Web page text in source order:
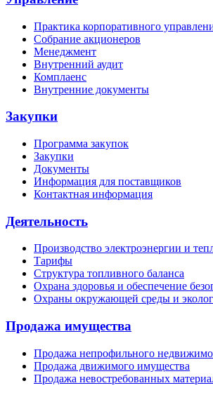
Практика корпоративного
Собрание акционеров
Менеджмент
Внутренний аудит
Комплаенс
Внутренние документы
Закупки
Программа закупок
Закупки
Документы
Информация для поставщиков
Контактная информация
Деятельность
Производство электроэнергии и
Тарифы
Структура топливного баланса
Охрана здоровья и обеспечение
Охраны окружающей среды и
Продажа имущества
Продажа непрофильного
Продажа движимого имущества
Продажа невостребованных